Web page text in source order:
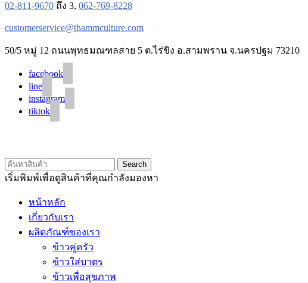
02-811-9670 ถึง 3, 062-769-8228
customerservice@thammculture.com
50/5 หมู่ 12 ถนนพุทธมณฑลสาย 5 ต.ไร่ขิง อ.สามพราน จ.นครปฐม 73210
facebook
line
instagram
tiktok
Search
เริ่มพิมพ์เพื่อดูสินค้าที่คุณกำลังมองหา
หน้าหลัก
เกี่ยวกับเรา
ผลิตภัณฑ์ของเรา
ข้าวคู่ครัว
ข้าวใส่บาตร
ข้าวเพื่อสุขภาพ